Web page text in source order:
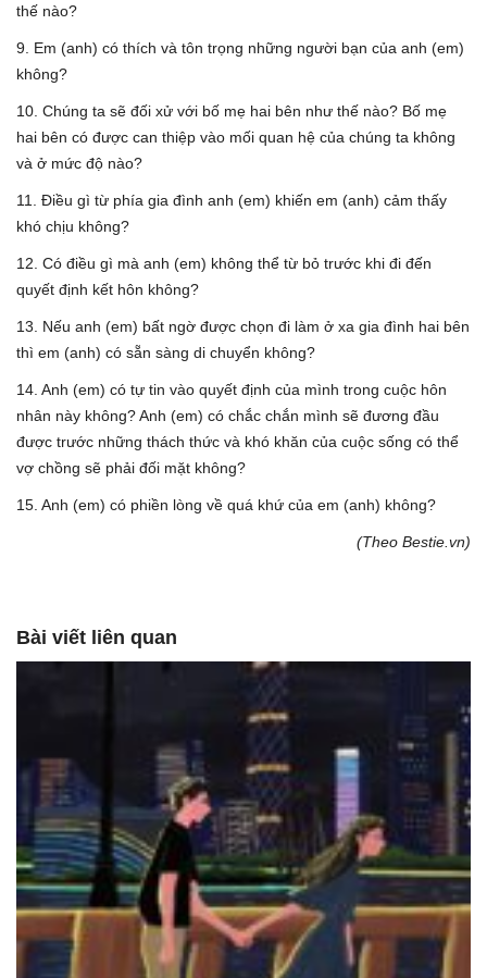
thế nào?
9. Em (anh) có thích và tôn trọng những người bạn của anh (em)
không?
10. Chúng ta sẽ đối xử với bố mẹ hai bên như thế nào? Bố mẹ
hai bên có được can thiệp vào mối quan hệ của chúng ta không
và ở mức độ nào?
11. Điều gì từ phía gia đình anh (em) khiến em (anh) cảm thấy
khó chịu không?
12. Có điều gì mà anh (em) không thể từ bỏ trước khi đi đến
quyết định kết hôn không?
13. Nếu anh (em) bất ngờ được chọn đi làm ở xa gia đình hai bên
thì em (anh) có sẵn sàng di chuyển không?
14. Anh (em) có tự tin vào quyết định của mình trong cuộc hôn
nhân này không? Anh (em) có chắc chắn mình sẽ đương đầu
được trước những thách thức và khó khăn của cuộc sống có thể
vợ chồng sẽ phải đối mặt không?
15. Anh (em) có phiền lòng về quá khứ của em (anh) không?
(Theo Bestie.vn)
Bài viết liên quan